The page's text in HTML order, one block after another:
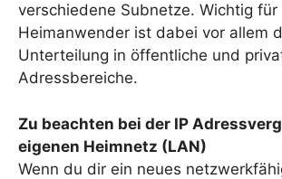
verschiedene Subnetze. Wichtig für
Heimanwender ist dabei vor allem
Unterteilung in öffentliche und
Adressbereiche.
Zu beachten bei der IP
eigenen Heimnetz (LAN)
Wenn du dir ein neues